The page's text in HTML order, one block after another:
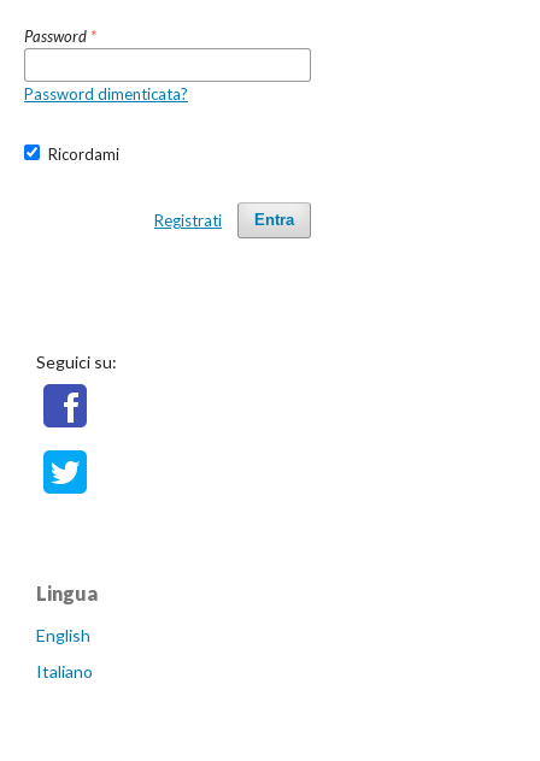
Password *
Password dimenticata?
Ricordami
Entra
Registrati
Seguici su:
Lingua
English
Italiano